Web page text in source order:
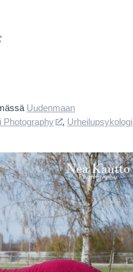
Uudenmaan
Photography , Urheilupsykologi